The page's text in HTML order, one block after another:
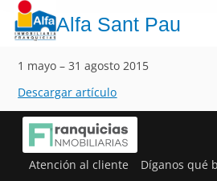
Alfa Sant Pau
1 mayo – 31 agosto 2015
Descargar artículo
Atención al cliente Díganos qué